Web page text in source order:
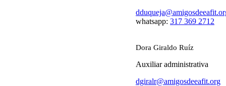
whatsapp: 317 369 2712
Dora Giraldo Ruíz
Auxiliar administrativa
dgiralr@amigosdeeafit.org